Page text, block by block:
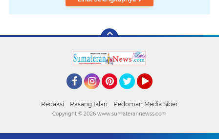
Redaksi Pasang Iklan Pedoman Media Siber
Copyright © 2026 www.sumaterannewss.com